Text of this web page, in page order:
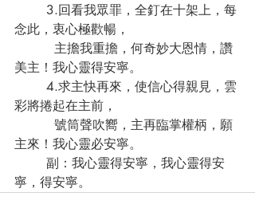
美主！我心靈得安寧。
彩將捲起在主前，
主來！我心靈必安寧。
寧，得安寧。